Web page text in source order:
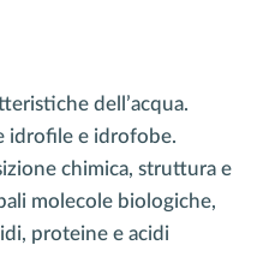
dell’acqua.
idrofile e idrofobe.
chimica, struttura e
molecole biologiche,
proteine e acidi